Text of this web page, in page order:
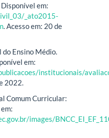
em:
_ato2015-
. Acesso em: 20 de
do Ensino Médio.
em:
institucionais/
2022.
Comum Curricular:
images/